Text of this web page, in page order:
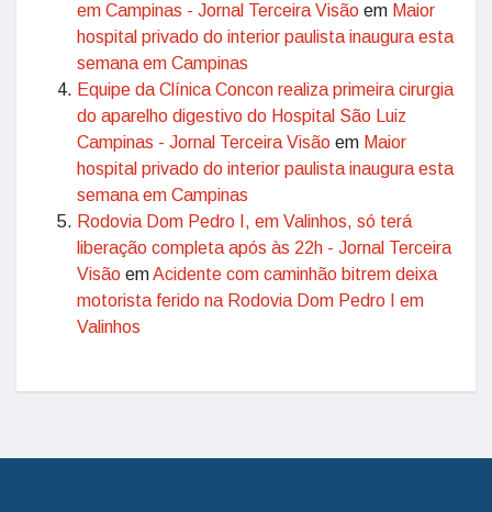
em Campinas - Jornal Terceira Visão em Maior
hospital privado do interior paulista inaugura esta
semana em Campinas
Equipe da Clínica Concon realiza primeira cirurgia
do aparelho digestivo do Hospital São Luiz
Campinas - Jornal Terceira Visão em Maior
hospital privado do interior paulista inaugura esta
semana em Campinas
Rodovia Dom Pedro I, em Valinhos, só terá
liberação completa após às 22h - Jornal Terceira
Visão emAcidente com caminhão bitrem deixa
motorista ferido na Rodovia Dom Pedro I em
Valinhos